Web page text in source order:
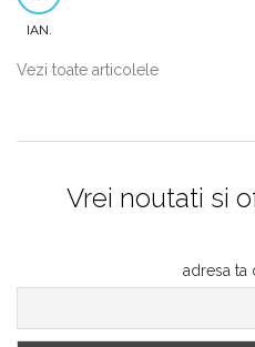
IAN.
Vezi toate articolele
Vrei noutati si
adresa ta